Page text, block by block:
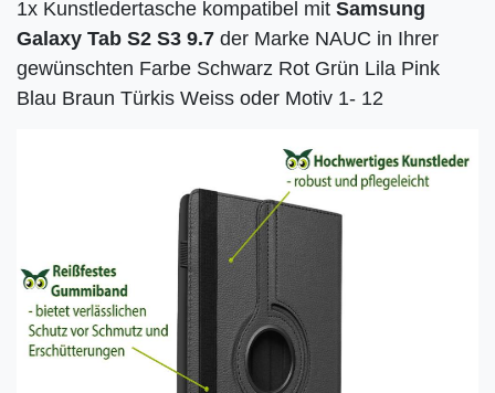
1x Kunstledertasche kompatibel mit Samsung
Galaxy Tab S2 S3 9.7 der Marke NAUC in Ihrer
gewünschten Farbe Schwarz Rot Grün Lila Pink
Blau Braun Türkis Weiss oder Motiv 1- 12